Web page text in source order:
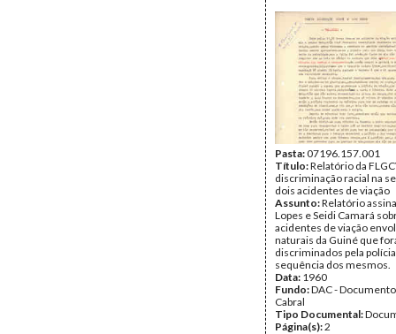
Cabral
Tipo Documental:
Página(s):1
Pasta:07196.157.001
Título:Relatório da
discriminação racial na
dois acidentes de viação
Assunto:Relatório
Lopes e Seidi Camará
acidentes de viação
naturais da Guiné que
discriminados pela
sequência dos mesmos.
Data: 1960
Fundo:DAC -
Cabral
Tipo Documental:
Página(s):2